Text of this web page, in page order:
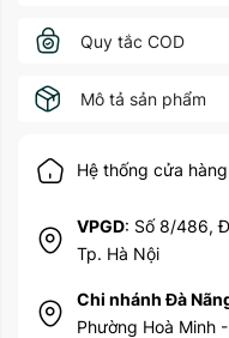
Quy tắc COD
Mô tả sản phẩm
Hệ thống cửa
VPGD: Số 8/486,
Tp. Hà Nội
Chi nhánh Đà
Phường Hoà Minh